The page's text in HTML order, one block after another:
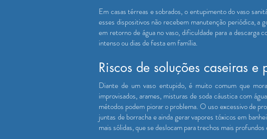
Em casas térreas e sobrados, o entupimento do vaso
esses dispositivos não recebem manutenção periódica,
em retorno de água no vaso, dificuldade para a descarga
intenso ou dias de festa em família.
Riscos de soluções caseiras
Diante de um vaso entupido, é muito comum que
improvisados, arames, misturas de soda cáustica com
métodos podem piorar o problema. O uso excessivo de
juntas de borracha e ainda gerar vapores tóxicos em
mais sólidas, que se deslocam para trechos mais